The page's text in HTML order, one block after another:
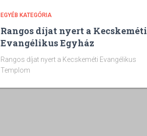
EGYÉB KATEGÓRIA
Rangos díjat nyert a Kecskeméti
Evangélikus Egyház
Rangos díjat nyert a Kecskeméti Evangélikus
Templom